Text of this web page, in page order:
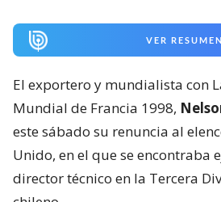
VER RESUMEN
El exportero y mundialista con
Mundial de Francia 1998,
este sábado su renuncia al
Unido, en el que se encontraba
director técnico en la Tercera